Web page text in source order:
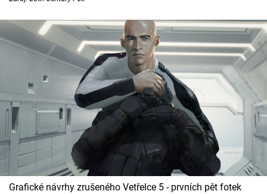
Pořady
TV Program
Sledujte prima+
Přihlášení
Sledujte nás
Grafické návrhy zrušeného Vetřelce 5 - prvních pět fotek